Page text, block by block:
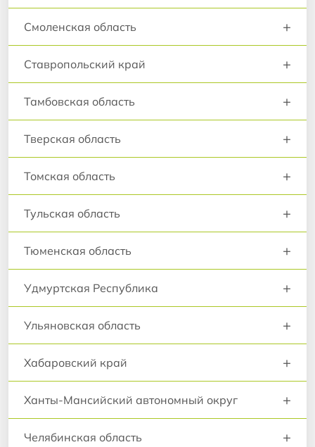
Смоленская область +
Ставропольский край +
Тамбовская область +
Тверская область +
Томская область +
Тульская область +
Тюменская область +
Удмуртская Республика +
Ульяновская область +
Хабаровский край +
Ханты-Мансийский автономный округ +
Челябинская область +